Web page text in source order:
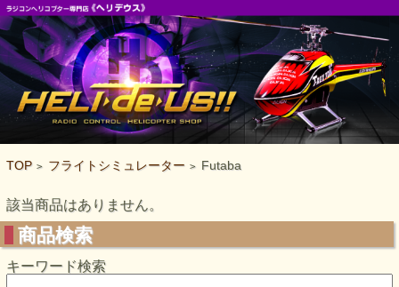
TOP > フライトシミュレーター > Futaba
該当商品はありません。
商品検索
キーワード検索